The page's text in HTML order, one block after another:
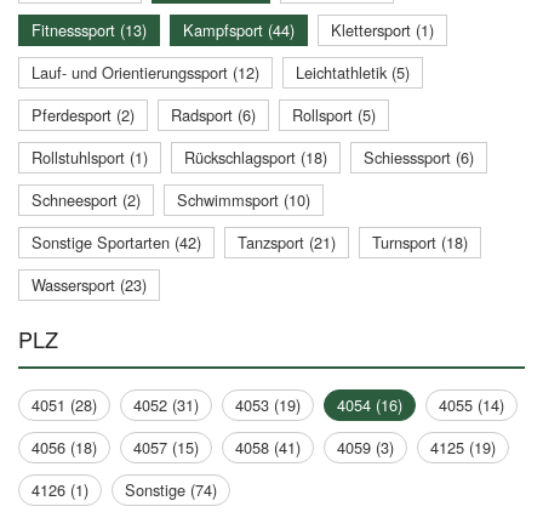
Fitnesssport (13)
Kampfsport (44)
Klettersport (1)
Lauf- und Orientierungssport (12)
Leichtathletik (5)
Pferdesport (2)
Radsport (6)
Rollsport (5)
Rollstuhlsport (1)
Rückschlagsport (18)
Schiesssport (6)
Schneesport (2)
Schwimmsport (10)
Sonstige Sportarten (42)
Tanzsport (21)
Turnsport (18)
Wassersport (23)
PLZ
4051 (28) 4052 (31) 4053 (19) 4054 (16)
4055 (14)
4056 (18)
4057 (15) 4058 (41) 4059 (3)
4125 (19)
4126 (1)
Sonstige (74)